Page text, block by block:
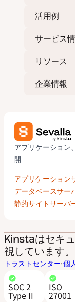
活用例
サービス
リソース
企業情報
アプリケーション
開
アプリケーション
データベースサー
静的サイトサーバ
Kinstaはセキ
視しています。
トラストセンター 個
SOC 2
Type II
ISO
27001